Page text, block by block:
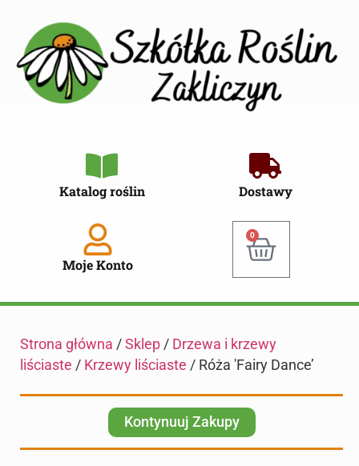
Katalog roślin Dostawy
Moje Konto
0
Strona główna / Sklep / Drzewa i krzewy
liściaste / Krzewy liściaste / Róża 'Fairy Dance’
Kontynuuj Zakupy